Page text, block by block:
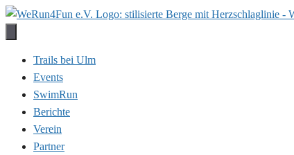
Zum
Trails bei Ulm
Events
SwimRun
Berichte
Verein
Partner